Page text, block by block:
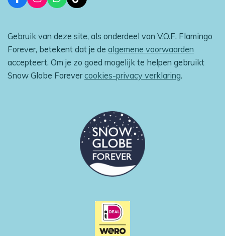
a
b
o
k
n
a
g
r
a
m
h
s
A
p
i
o
k
Gebruik van deze site, als onderdeel van V.O.F. Flamingo
Forever, betekent dat je de algemene voorwaarden
accepteert. Om je zo goed mogelijk te helpen gebruikt
Snow Globe Forevercookies-privacy verklaring.